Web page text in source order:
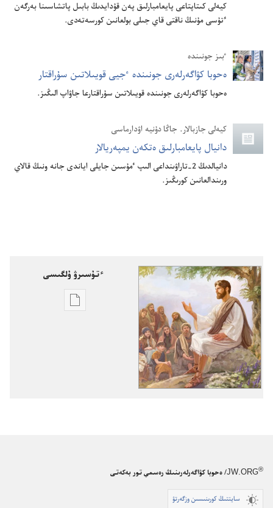
كيە‌لى كىتاپتاعى پايعامبارلىق پە‌ن قۇ‌دايدىڭ بابىل پاتشاسىنا بە‌رگە‌ن
ٴ‌تۇ‌سى مۇ‌نىڭ ناقتى قاي جىلى بولعانىن كورسە‌تە‌دى.‏
ٴ‌بىز جونىندە
ە‌حوبا كۋاگە‌رلە‌رى جونىندە ٴ‌جيى قويىلاتىن سۇ‌راقتار
ە‌حوبا كۋاگە‌رلە‌رى جونىندە قويىلاتىن سۇ‌راقتارعا جاۋاپ الىڭىز.‏
كيەلى جازبالار. جاڭا دۇنيە اۋدارماسى
دانيال پايعامبارلىق ە‌تكە‌ن يمپە‌ريالار
دانيالدىڭ 2-‏تاراۋىنداعى الىپ ٴ‌مۇ‌سىن جايلى اياندى جانە ونىڭ قالاي
ورىندالعانىن كورىڭىز.‏
ٴتۇسىرۋ ۇلگىسى
ادەبيەتتەردىڭ
JW.ORG® / ەحوبا كۋاگەرلەرىنىڭ رەسمي تور بەكەتى
سايتتىڭ كورىنىسىن وزگەرتۋ